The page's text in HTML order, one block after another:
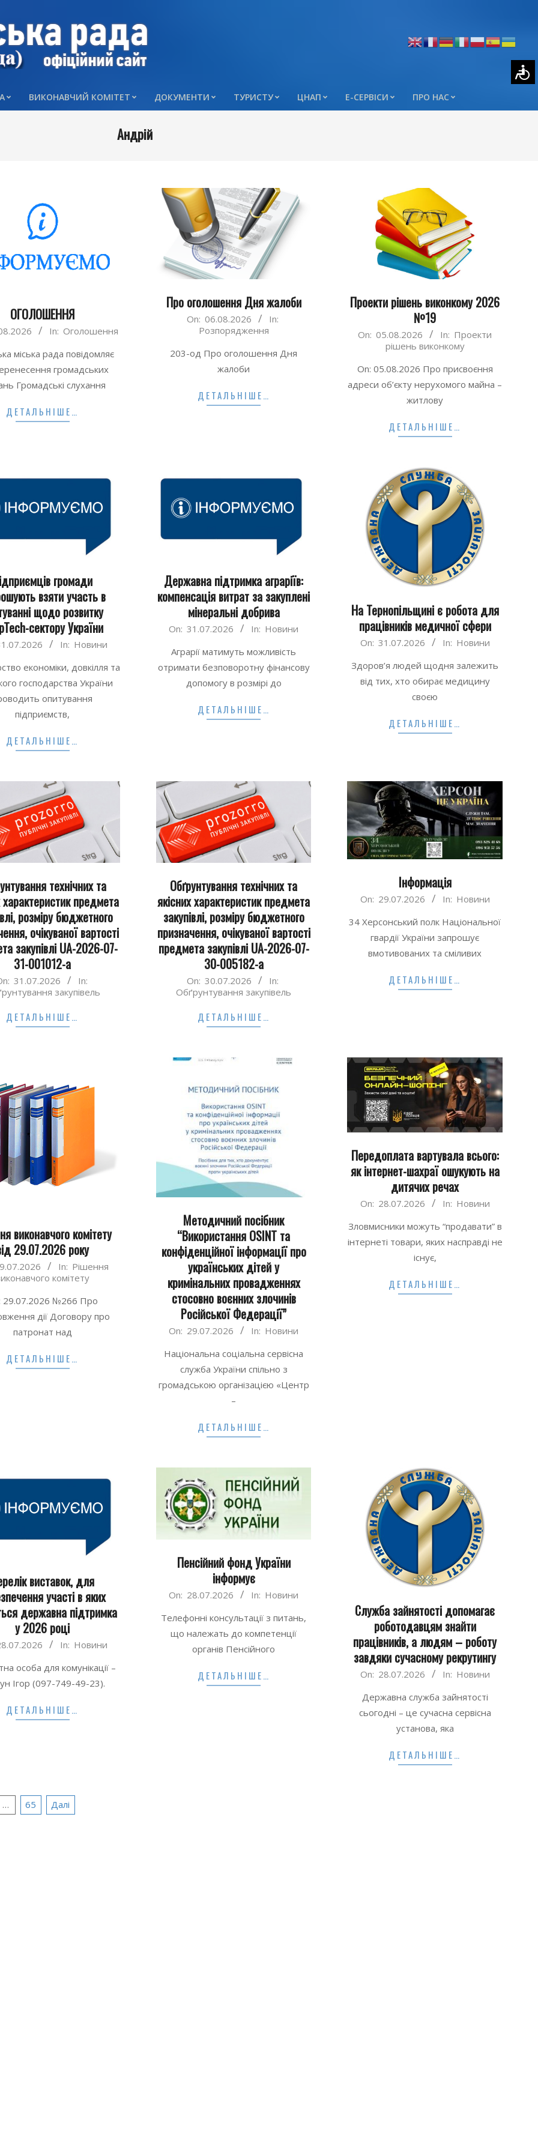
Primary
Menu
ВИКОНАВЧИЙ КОМІТЕТ ДОКУМЕНТИ ТУРИСТУ ЦНАП Е-СЕРВІСИ ПРО НАС
Андрій
ОГОЛОШЕННЯ
In: Оголошення
міська рада повідомляє
громадських
Громадські слухання
ДЕТАЛЬНІШЕ…
Про оголошення Дня жалоби
On: 06.08.2026
In:
Розпорядження
203-од Про оголошення Дня
жалоби
ДЕТАЛЬНІШЕ…
Проекти рішень виконкому 2026
№19
2026-
On: 05.08.2026 In: Проекти
рішень виконкому
On: 05.08.2026 Про присвоєння
адреси об’єкту нерухомого майна –
житлову
ДЕТАЛЬНІШЕ…
громади
взяти участь в
щодо розвитку
сектору України
In: Новини
економіки, довкілля та
господарства України
опитування
підприємств,
ДЕТАЛЬНІШЕ…
Державна підтримка аграріїв:
компенсація витрат за закуплені
мінеральні добрива
2026-
On: 31.07.2026 In: Новини
Аграрії матимуть можливість
отримати безповоротну фінансову
допомогу в розмірі до
ДЕТАЛЬНІШЕ…
На Тернопільщині є робота для
працівників медичної сфери
2026-
31
On: 31.07.2026 In: Новини
Здоров’я людей щодня залежить
від тих, хто обирає медицину
своєю
ДЕТАЛЬНІШЕ…
технічних та
характеристик предмета
розміру бюджетного
очікуваної вартості
закупівлі UA-2026-07-
31-001012-а
31.07.2026
In:
закупівель
ДЕТАЛЬНІШЕ…
Обґрунтування технічних та
якісних характеристик предмета
закупівлі, розміру бюджетного
призначення, очікуваної вартості
предмета закупівлі UA-2026-07-
30-005182-а
On: 30.07.2026
In:
Обґрунтування закупівель
ДЕТАЛЬНІШЕ…
Інформація
2026-
29
On: 29.07.2026 In: Новини
34 Херсонський полк Національної
гвардії України запрошує
вмотивованих та сміливих
ДЕТАЛЬНІШЕ…
виконавчого комітету
29.07.2026 року
In: Рішення
комітету
29.07.2026 №266 Про
дії Договору про
патронат над
ДЕТАЛЬНІШЕ…
Методичний посібник
“Використання OSINT та
конфіденційної інформації про
українських дітей у
кримінальних провадженнях
стосовно воєнних злочинів
Російської Федерації”
2026-
29
On: 29.07.2026 In: Новини
Національна соціальна сервісна
служба України cпільно з
громадською організацією «Центр
–
ДЕТАЛЬНІШЕ…
Передоплата вартувала всього:
як інтернет-шахраї ошукують на
дитячих речах
2026-
28
On: 28.07.2026 In: Новини
Зловмисники можуть “продавати” в
інтернеті товари, яких насправді не
існує,
ДЕТАЛЬНІШЕ…
виставок, для
участі в яких
державна підтримка
у 2026 році
In: Новини
особа для комунікації –
Ігор (097-749-49-23).
ДЕТАЛЬНІШЕ…
Пенсійний фонд України
інформує
2026-
28
On: 28.07.2026 In: Новини
Телефонні консультації з питань,
що належать до компетенції
органів Пенсійного
ДЕТАЛЬНІШЕ…
Служба зайнятості допомагає
роботодавцям знайти
працівників, а людям – роботу
завдяки сучасному рекрутингу
2026-
On: 28.07.2026 In: Новини
Державна служба зайнятості
сьогодні – це сучасна сервісна
установа, яка
ДЕТАЛЬНІШЕ…
… 65 Далі